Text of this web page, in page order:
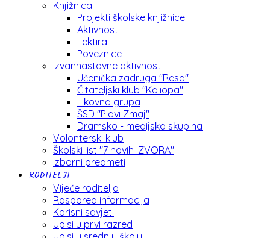
Knjižnica
Projekti školske knjižnice
Aktivnosti
Lektira
Poveznice
Izvannastavne aktivnosti
Učenička zadruga "Resa"
Čitateljski klub "Kaliopa"
Likovna grupa
ŠSD "Plavi Zmaj"
Dramsko - medijska skupina
Volonterski klub
Školski list "7 novih IZVORA"
Izborni predmeti
RODITELJI
Vijeće roditelja
Raspored informacija
Korisni savjeti
Upisi u prvi razred